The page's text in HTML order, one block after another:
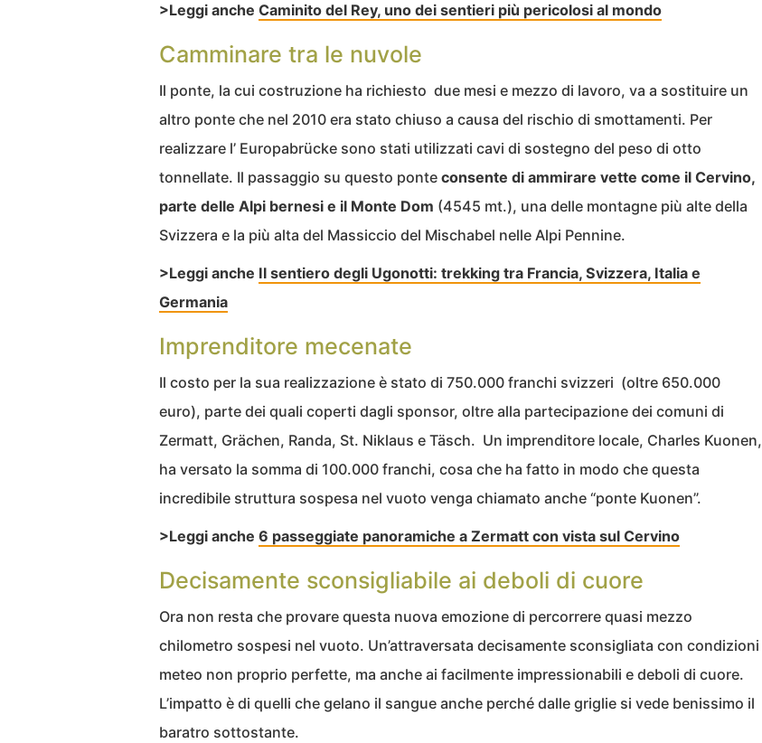
>Leggi anche Caminito del Rey, uno dei sentieri più pericolosi al mondo
Camminare tra le nuvole
Il ponte, la cui costruzione ha richiesto due mesi e mezzo di lavoro, va a sostituire un
altro ponte che nel 2010 era stato chiuso a causa del rischio di smottamenti. Per
realizzare l’ Europabrücke sono stati utilizzati cavi di sostegno del peso di otto
tonnellate. Il passaggio su questo ponte consente di ammirare vette come il Cervino,
parte delle Alpi bernesi e il Monte Dom (4545 mt.), una delle montagne più alte della
Svizzera e la più alta del Massiccio del Mischabel nelle Alpi Pennine.
>Leggi anche Il sentiero degli Ugonotti: trekking tra Francia, Svizzera, Italia e
Germania
Imprenditore mecenate
Il costo per la sua realizzazione è stato di 750.000 franchi svizzeri (oltre 650.000
euro), parte dei quali coperti dagli sponsor, oltre alla partecipazione dei comuni di
Zermatt, Grächen, Randa, St. Niklaus e Täsch. Un imprenditore locale, Charles Kuonen,
ha versato la somma di 100.000 franchi, cosa che ha fatto in modo che questa
incredibile struttura sospesa nel vuoto venga chiamato anche “ponte Kuonen”.
>Leggi anche 6 passeggiate panoramiche a Zermatt con vista sul Cervino
Decisamente sconsigliabile ai deboli di cuore
Ora non resta che provare questa nuova emozione di percorrere quasi mezzo
chilometro sospesi nel vuoto. Un’attraversata decisamente sconsigliata con condizioni
meteo non proprio perfette, ma anche ai facilmente impressionabili e deboli di cuore.
L’impatto è di quelli che gelano il sangue anche perché dalle griglie si vede benissimo il
baratro sottostante.